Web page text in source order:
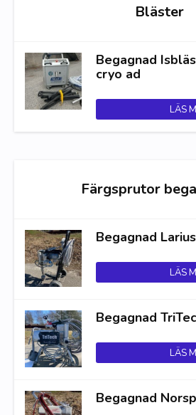
Bläster
Begagnad
cryo ad
LÄS
Färgsprutor
Begagnad
LÄS
Begagnad
LÄS
Begagnad